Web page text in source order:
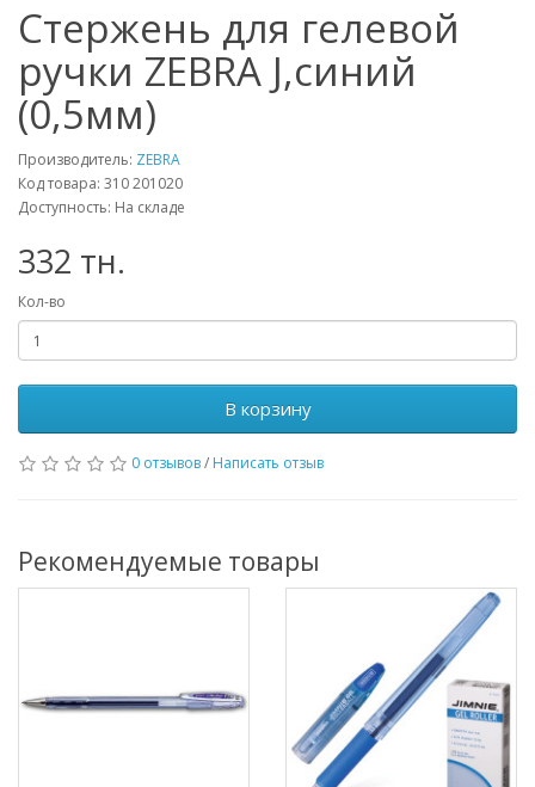
Стержень для гелевой
ручки ZEBRA J,синий
(0,5мм)
Производитель: ZEBRA
Код товара: 310 201020
Доступность: На складе
332 тн.
Кол-во
В корзину
0 отзывов/ Написать отзыв
Рекомендуемые товары